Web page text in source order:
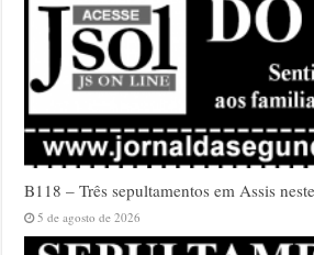
B118 – Três sepultamentos em Assis
5 de agosto de 2026